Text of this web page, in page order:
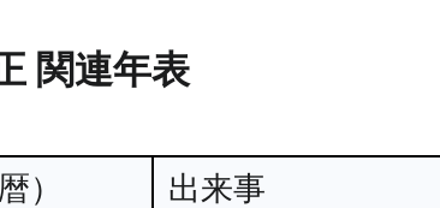
関連年表
） 出来事